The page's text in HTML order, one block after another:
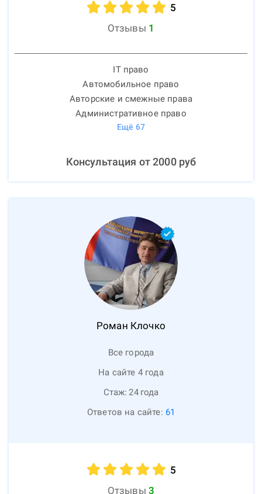
5
Отзывы 1
IT право
Автомобильное право
Авторские и смежные права
Административное право
Ещё 67
Консультация от2000руб
Роман Клочко
Все города
На сайте 4 года
Стаж: 24 года
Ответов на сайте: 61
5
Отзывы 3